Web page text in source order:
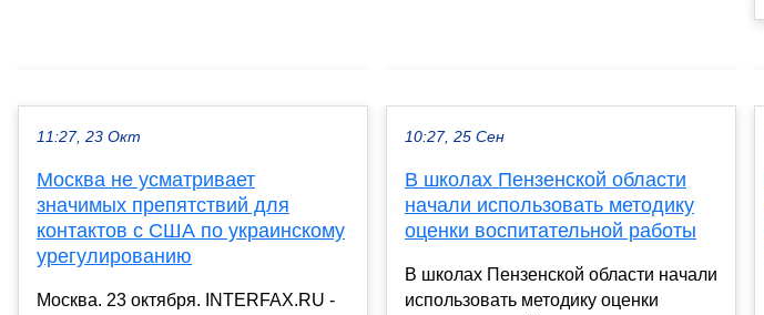
11:27, 23 Окт
Москва не усматривает
значимых препятствий для
контактов с США по украинскому
урегулированию
Москва. 23 октября. INTERFAX.RU -
10:27, 25 Сен
В школах Пензенской области
начали использовать методику
оценки воспитательной работы
В школах Пензенской области начали
использовать методику оценки